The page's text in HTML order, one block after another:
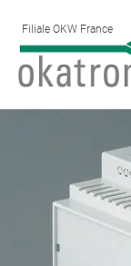
Filiale OKW France